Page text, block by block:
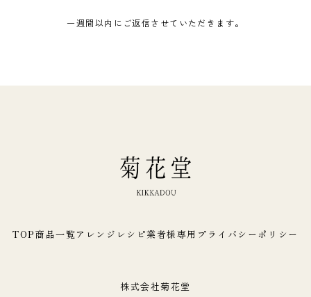
一週間以内にご返信させていただきます。
TOP商品一覧アレンジレシピ業者様専用 プライバシーポリシー
株式会社菊花堂